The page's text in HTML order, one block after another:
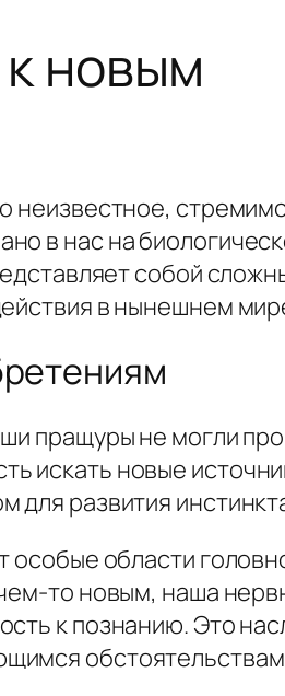
новым
неизвестное,
в нас на
собой
в нынешнем
пращуры не могли
искать новые
развития
области
то новым, наша
к познанию. Это